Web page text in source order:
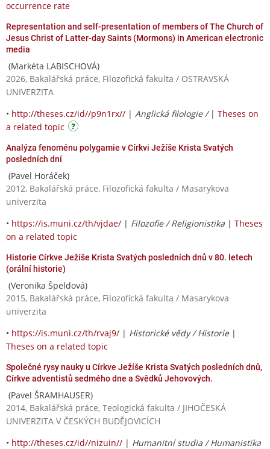
occurrence rate
Representation and self-presentation of members of The Church of
Jesus Christ of Latter-day Saints (Mormons) in American electronic
media
(Markéta LABISCHOVÁ)
2026, Bakalářská práce, Filozofická fakulta / OSTRAVSKÁ
UNIVERZITA
• http://theses.cz/id//p9n1rx// | Anglická filologie / | Theses on
a related topic
Analýza fenoménu polygamie v Církvi Ježíše Krista Svatých
posledních dní
(Pavel Horáček)
2012, Bakalářská práce, Filozofická fakulta / Masarykova
univerzita
• https://is.muni.cz/th/vjdae/ | Filozofie / Religionistika | Theses
on a related topic
Historie Církve Ježíše Krista Svatých posledních dnů v 80. letech
(orální historie)
(Veronika Špeldová)
2015, Bakalářská práce, Filozofická fakulta / Masarykova
univerzita
• https://is.muni.cz/th/rvaj9/ | Historické vědy / Historie|
Theses on a related topic
Společné rysy nauky u Církve Ježíše Krista Svatých posledních dnů,
Církve adventistů sedmého dne a Svědků Jehovových.
(Pavel ŠRAMHAUSER)
2014, Bakalářská práce, Teologická fakulta / JIHOČESKÁ
UNIVERZITA V ČESKÝCH BUDĚJOVICÍCH
• http://theses.cz/id//nizuin// | Humanitní studia / Humanistika